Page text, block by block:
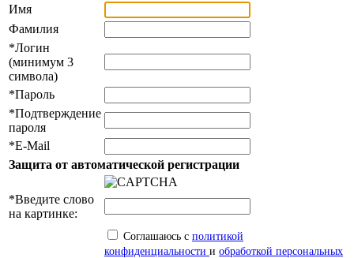
Имя
Фамилия
*Логин
(минимум 3
символа)
*Пароль
*Подтверждение
пароля
*E-Mail
Защита от автоматической регистрации
*Введите слово
на картинке:
Соглашаюсь с политикой
конфиденциальности и обработкой персональных